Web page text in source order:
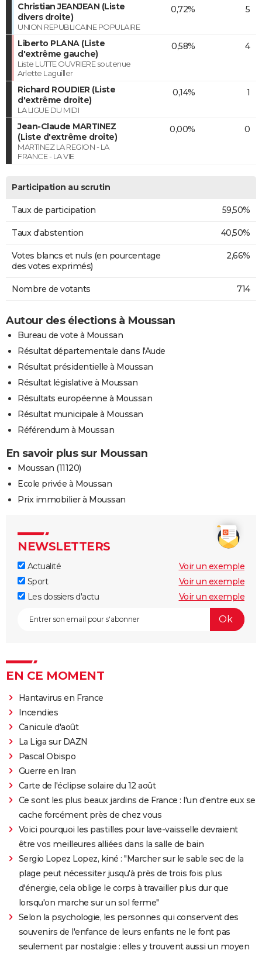
Christian JEANJEAN (Liste
divers droite)
UNION REPUBLICAINE POPULAIRE
0,72% 5
Liberto PLANA (Liste
d'extrême gauche)
Liste LUTTE OUVRIERE soutenue
Arlette Laguiller
0,58% 4
Richard ROUDIER (Liste
d'extrême droite)
LA LIGUE DU MIDI
0,14% 1
Jean-Claude MARTINEZ
(Liste d'extrême droite)
MARTINEZ LA REGION - LA
FRANCE - LA VIE
0,00% 0
Participation au scrutin
Taux de participation 59,50%
Taux d'abstention 40,50%
Votes blancs et nuls (en pourcentage
des votes exprimés)
2,66%
Nombre de votants 714
Autour des élections à Moussan
Bureau de vote à Moussan
Résultat départementale dans l'Aude
Résultat présidentielle à Moussan
Résultat législative à Moussan
Résultats européenne à Moussan
Résultat municipale à Moussan
Référendum à Moussan
En savoir plus sur Moussan
Moussan (11120)
Ecole privée à Moussan
Prix immobilier à Moussan
NEWSLETTERS
Actualité
Voir un exemple
Sport
Voir un exemple
Les dossiers d'actu
Voir un exemple
EN CE MOMENT
Hantavirus en France
Incendies
Canicule d'août
La Liga sur DAZN
Pascal Obispo
Guerre en Iran
Carte de l'éclipse solaire du 12 août
Ce sont les plus beaux jardins de France : l'un d'entre eux se
cache forcément près de chez vous
Voici pourquoi les pastilles pour lave-vaisselle devraient
être vos meilleures alliées dans la salle de bain
Sergio Lopez Lopez, kiné : "Marcher sur le sable sec de la
plage peut nécessiter jusqu'à près de trois fois plus
d'énergie, cela oblige le corps à travailler plus dur que
lorsqu'on marche sur un sol ferme"
Selon la psychologie, les personnes qui conservent des
souvenirs de l'enfance de leurs enfants ne le font pas
seulement par nostalgie : elles y trouvent aussi un moyen